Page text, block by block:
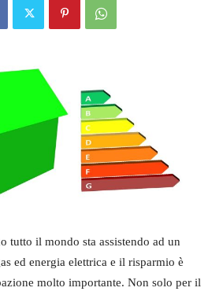
tutto il mondo sta assistendo ad un
ed energia elettrica e il risparmio è
molto importante. Non solo per il